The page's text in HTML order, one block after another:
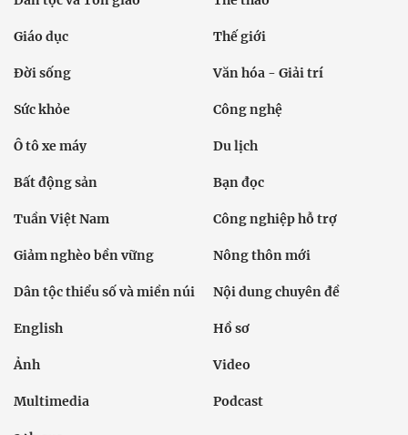
Giáo dục Thế giới
Đời sống Văn hóa - Giải trí
Sức khỏe Công nghệ
Ô tô xe máy Du lịch
Bất động sản Bạn đọc
Tuần Việt Nam Công nghiệp hỗ trợ
Giảm nghèo bền vững Nông thôn mới
Dân tộc thiểu số và miền núi Nội dung chuyên đề
English Hồ sơ
Ảnh Video
Multimedia Podcast